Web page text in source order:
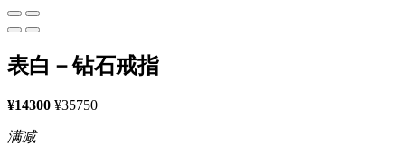
表白－钻石戒指
¥14300 ¥35750
满减